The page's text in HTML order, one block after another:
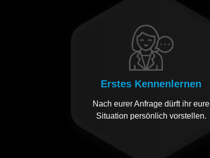
Erstes Kennenlernen
Nach eurer Anfrage dürft ihr eure
Situation persönlich vorstellen.